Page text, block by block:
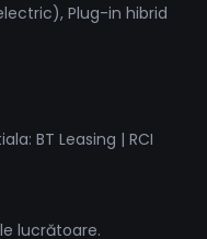
Plug-in hibrid
BT Leasing | RCI
lucrătoare.